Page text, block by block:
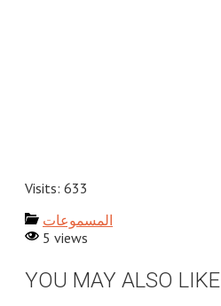
Visits: 633
المسموعات
5 views
YOU MAY ALSO LIKE